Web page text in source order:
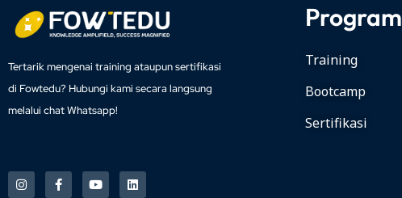
Tertarik mengenai training ataupun sertifikasi
di Fowtedu? Hubungi kami secara langsung
melalui chat Whatsapp!
n
s
a
c
o
u
i
n
Program
Training
Bootcamp
Sertifikasi